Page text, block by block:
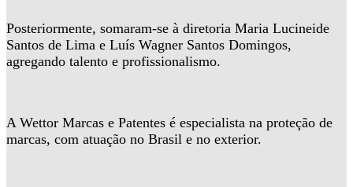
Posteriormente, somaram-se à diretoria Maria Lucineide
Santos de Lima e Luís Wagner Santos Domingos,
agregando talento e profissionalismo.
A Wettor Marcas e Patentes é especialista na proteção de
marcas, com atuação no Brasil e no exterior.